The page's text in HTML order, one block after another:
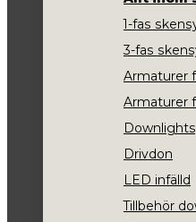
1-fas
3-fas
Armaturer
Armaturer
Drivdon
LED infälld
Tillbehör